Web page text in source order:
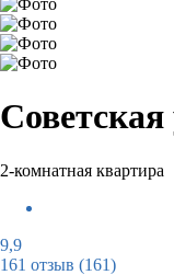
2-комнатная квартира
9,9
161 отзыв (161)